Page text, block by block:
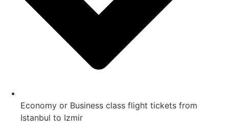
Economy or Business class flight tickets from
Istanbul to Izmir